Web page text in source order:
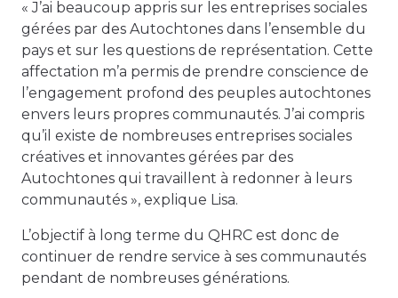
« J’ai beaucoup appris sur les entreprises sociales
gérées par des Autochtones dans l’ensemble du
pays et sur les questions de représentation. Cette
affectation m’a permis de prendre conscience de
l’engagement profond des peuples autochtones
envers leurs propres communautés. J’ai compris
qu’il existe de nombreuses entreprises sociales
créatives et innovantes gérées par des
Autochtones qui travaillent à redonner à leurs
communautés », explique Lisa.
L’objectif à long terme du QHRC est donc de
continuer de rendre service à ses communautés
pendant de nombreuses générations.